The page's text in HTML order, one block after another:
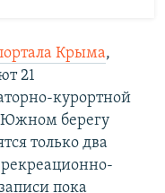
Крыма,
21
курортной
Южном берегу
только два
пока